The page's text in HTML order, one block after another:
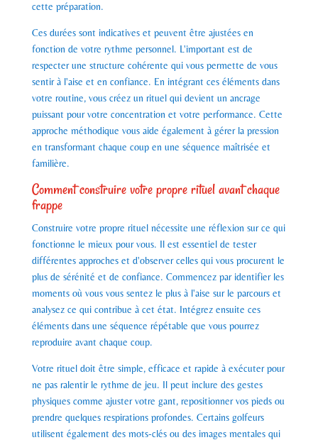
cette préparation.
Ces durées sont indicatives et peuvent être ajustées en
fonction de votre rythme personnel. L'important est de
respecter une structure cohérente qui vous permette de vous
sentir à l'aise et en confiance. En intégrant ces éléments dans
votre routine, vous créez un rituel qui devient un ancrage
puissant pour votre concentration et votre performance. Cette
approche méthodique vous aide également à gérer la pression
en transformant chaque coup en une séquence maîtrisée et
familière.
Comment construire votre propre rituel avant chaque
frappe
Construire votre propre rituel nécessite une réflexion sur ce qui
fonctionne le mieux pour vous. Il est essentiel de tester
différentes approches et d'observer celles qui vous procurent le
plus de sérénité et de confiance. Commencez par identifier les
moments où vous vous sentez le plus à l'aise sur le parcours et
analysez ce qui contribue à cet état. Intégrez ensuite ces
éléments dans une séquence répétable que vous pourrez
reproduire avant chaque coup.
Votre rituel doit être simple, efficace et rapide à exécuter pour
ne pas ralentir le rythme de jeu. Il peut inclure des gestes
physiques comme ajuster votre gant, repositionner vos pieds ou
prendre quelques respirations profondes. Certains golfeurs
utilisent également des mots-clés ou des images mentales qui